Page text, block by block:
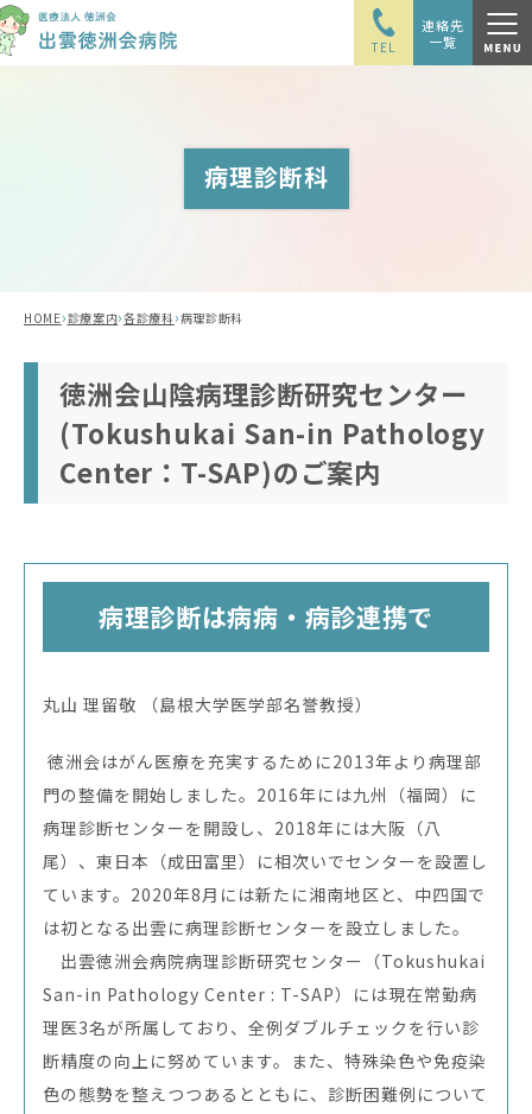
TEL
連絡先
一覧
病理診断科
HOME›診療案内›各診療科 ›病理診断科
徳洲会山陰病理診断研究センター
(Tokushukai San-in Pathology
Center：T-SAP)のご案内
病理診断は病病・病診連携で
丸山 理留敬 （島根大学医学部名誉教授）
徳洲会はがん医療を充実するために2013年より病理部
門の整備を開始しました。2016年には九州（福岡）に
病理診断センターを開設し、2018年には大阪（八
尾）、東日本（成田富里）に相次いでセンターを設置し
ています。2020年8月には新たに湘南地区と、中四国で
は初となる出雲に病理診断センターを設立しました。
出雲徳洲会病院病理診断研究センター（Tokushukai
San-in Pathology Center : T-SAP）には現在常勤病
理医3名が所属しており、全例ダブルチェックを行い診
断精度の向上に努めています。また、特殊染色や免疫染
色の態勢を整えつつあるとともに、診断困難例について